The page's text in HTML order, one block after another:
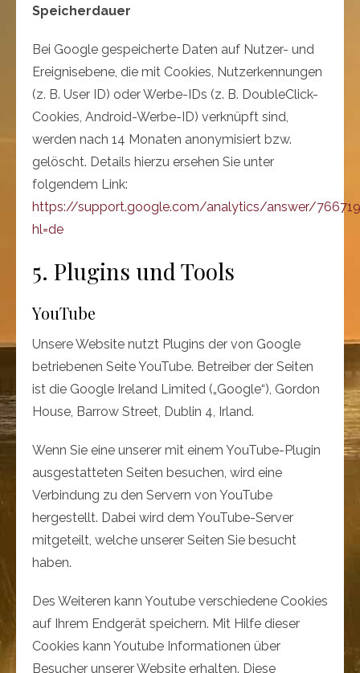
Speicherdauer
Bei Google gespeicherte Daten auf Nutzer- und
Ereignisebene, die mit Cookies, Nutzerkennungen
(z. B. User ID) oder Werbe-IDs (z. B. DoubleClick-
Cookies, Android-Werbe-ID) verknüpft sind,
werden nach 14 Monaten anonymisiert bzw.
gelöscht. Details hierzu ersehen Sie unter
folgendem Link:
https://support.google.com/analytics/answer/
hl=de
5. Plugins und Tools
YouTube
Unsere Website nutzt Plugins der von Google
betriebenen Seite YouTube. Betreiber der Seiten
ist die Google Ireland Limited („Google“), Gordon
House, Barrow Street, Dublin 4, Irland.
Wenn Sie eine unserer mit einem YouTube-Plugin
ausgestatteten Seiten besuchen, wird eine
Verbindung zu den Servern von YouTube
hergestellt. Dabei wird dem YouTube-Server
mitgeteilt, welche unserer Seiten Sie besucht
haben.
Des Weiteren kann Youtube verschiedene Cookies
auf Ihrem Endgerät speichern. Mit Hilfe dieser
Cookies kann Youtube Informationen über
Besucher unserer Website erhalten. Diese